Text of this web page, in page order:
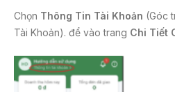
Chọn Thông Tin Tài Khoản (Góc
Tài Khoản). để vào trang Chi Tiết